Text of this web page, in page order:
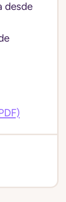
desde